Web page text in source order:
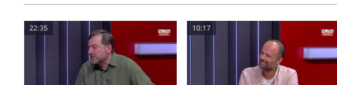
22:35 10:17